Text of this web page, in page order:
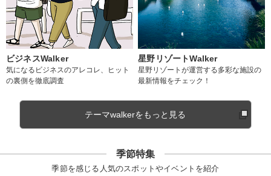
ビジネスWalker
気になるビジネスのアレコレ、ヒット
の裏側を徹底調査
星野リゾートWalker
星野リゾートが運営する多彩な施設の
最新情報をチェック！
テーマwalkerをもっと見る
季節特集
季節を感じる人気のスポットやイベントを紹介